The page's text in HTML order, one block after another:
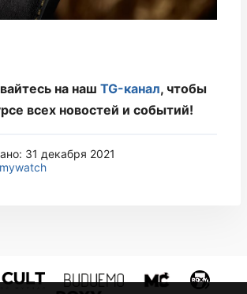
на наш TG-канал, чтобы
всех новостей и событий!
31 декабря 2021
mywatch